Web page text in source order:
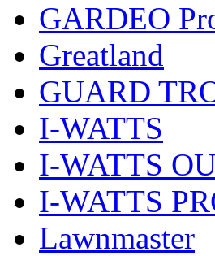
GARDEO
Greatland
GUARD
I-WATTS
I-WATTS
I-WATTS
Lawnmaster